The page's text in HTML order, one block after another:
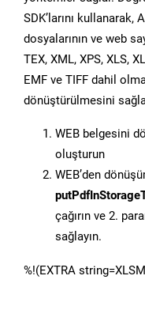
SDK’larını kullanarak,
dosyalarının ve web
TEX, XML, XPS, XLS,
EMF ve TIFF dahil
dönüştürülmesini
WEB belgesini
oluşturun
WEB’den
çağırın ve 2.
sağlayın.
%!(EXTRA